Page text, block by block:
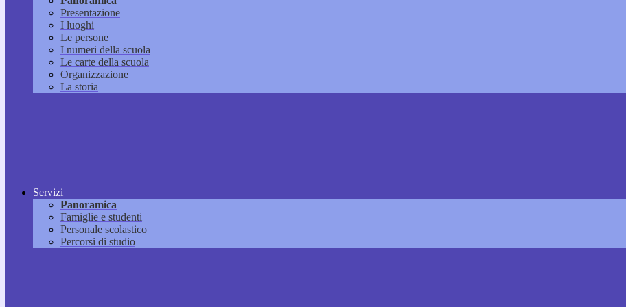
Presentazione
I luoghi
Le persone
I numeri della scuola
Le carte della scuola
Organizzazione
La storia
Servizi
Panoramica
Famiglie e studenti
Personale scolastico
Percorsi di studio